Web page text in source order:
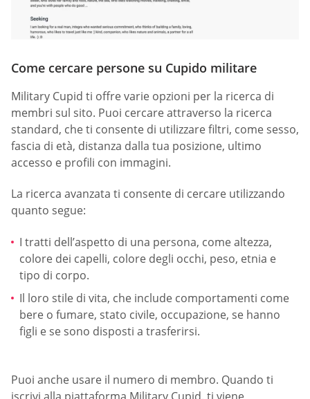
Come cercare persone su Cupido militare
Military Cupid ti offre varie opzioni per la ricerca di
membri sul sito. Puoi cercare attraverso la ricerca
standard, che ti consente di utilizzare filtri, come sesso,
fascia di età, distanza dalla tua posizione, ultimo
accesso e profili con immagini.
La ricerca avanzata ti consente di cercare utilizzando
quanto segue:
I tratti dell’aspetto di una persona, come altezza,
colore dei capelli, colore degli occhi, peso, etnia e
tipo di corpo.
Il loro stile di vita, che include comportamenti come
bere o fumare, stato civile, occupazione, se hanno
figli e se sono disposti a trasferirsi.
Puoi anche usare il numero di membro. Quando ti